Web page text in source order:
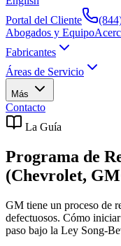
Portal del Cliente
Abogados y Equipo
Fabricantes
Áreas de Servicio
Más
Contacto
La Guía
Programa de
(Chevrolet,
GM tiene un proceso de
defectuosos. Cómo
paso bajo la Ley Song-